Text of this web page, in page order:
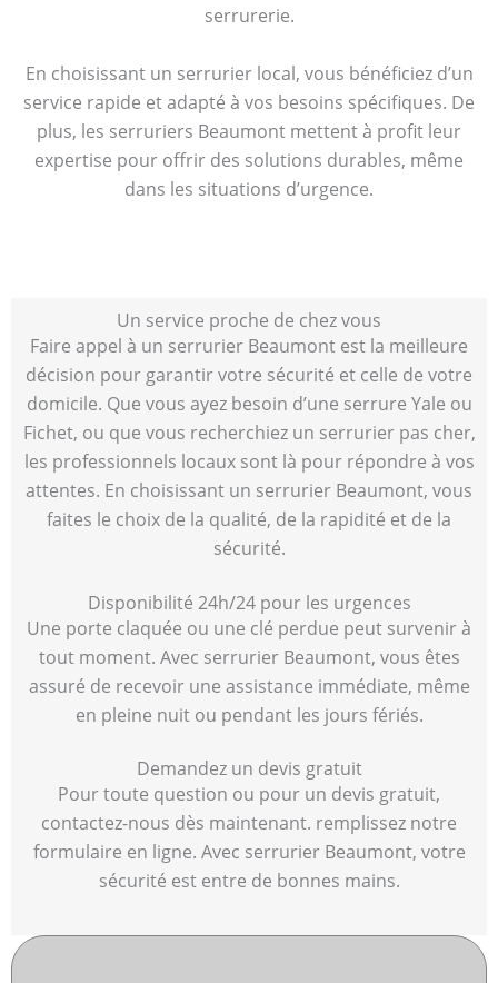
serrurerie.
En choisissant un serrurier local, vous bénéficiez d’un
service rapide et adapté à vos besoins spécifiques. De
plus, les serruriers Beaumont mettent à profit leur
expertise pour offrir des solutions durables, même
dans les situations d’urgence.
Un service proche de chez vous
Faire appel à un serrurier Beaumont est la meilleure
décision pour garantir votre sécurité et celle de votre
domicile. Que vous ayez besoin d’une serrure Yale ou
Fichet, ou que vous recherchiez un serrurier pas cher,
les professionnels locaux sont là pour répondre à vos
attentes. En choisissant un serrurier Beaumont, vous
faites le choix de la qualité, de la rapidité et de la
sécurité.
Disponibilité 24h/24 pour les urgences
Une porte claquée ou une clé perdue peut survenir à
tout moment. Avec serrurier Beaumont, vous êtes
assuré de recevoir une assistance immédiate, même
en pleine nuit ou pendant les jours fériés.
Demandez un devis gratuit
Pour toute question ou pour un devis gratuit,
contactez-nous dès maintenant. remplissez notre
formulaire en ligne. Avec serrurier Beaumont, votre
sécurité est entre de bonnes mains.